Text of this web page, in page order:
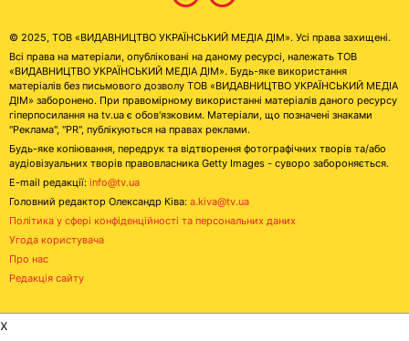
© 2025, ТОВ «ВИДАВНИЦТВО УКРАЇНСЬКИЙ МЕДІА ДІМ». Усі права захищені.
Всі права на матеріали, опубліковані на даному ресурсі, належать ТОВ
«ВИДАВНИЦТВО УКРАЇНСЬКИЙ МЕДІА ДІМ». Будь-яке використання
матеріалів без письмового дозволу ТОВ «ВИДАВНИЦТВО УКРАЇНСЬКИЙ МЕДІА
ДІМ» заборонено. При правомірному використанні матеріалів даного ресурсу
гіперпосилання на tv.ua є обов'язковим. Матеріали, що позначені знаками
"Реклама", "PR", публікуються на правах реклами.
Будь-яке копіювання, передрук та відтворення фотографічних творів та/або
аудіовізуальних творів правовласника Getty Images - суворо забороняється.
E-mail редакції: info@tv.ua
Головний редактор Олександр Ківа: a.kiva@tv.ua
Політика у сфері конфіденційності та персональних даних
Угода користувача
Про нас
Редакція сайту
x